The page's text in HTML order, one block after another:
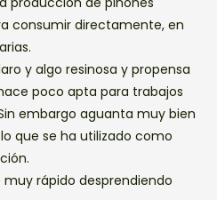
consumir directamente, en
y algo resinosa y propensa
poco apta para trabajos
embargo aguanta muy bien
que se ha utilizado como
rápido desprendiendo